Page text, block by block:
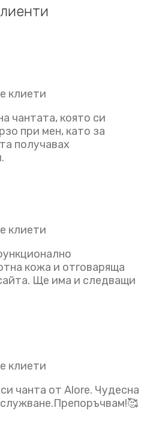
чантата, която си
при мен, като за
получавах
кожа и отговаряща
Ще има и следващи
чанта от Alore. Чудесна